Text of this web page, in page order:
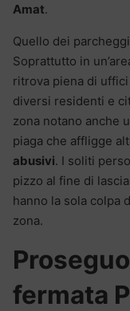
Amat.
Quello dei
Soprattutto in
ritrova piena di
diversi residenti e
zona notano anche
piaga che affligge
abusivi. I soliti
pizzo al fine di
hanno la sola colpa
zona.
fermata